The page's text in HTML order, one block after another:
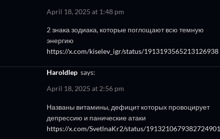
April 18, 2025 at 1:48 pm
2 знака зодиака, которые поглощают всю темную
энергию
https://x.com/kiselev_igr/status/1913193565213126938
Haroldlep says:
April 18, 2025 at 2:56 pm
Названы витамины, дефицит которых провоцирует
депрессию и панические атаки
https://x.com/SvetlnaKr2/status/1913210679382724901